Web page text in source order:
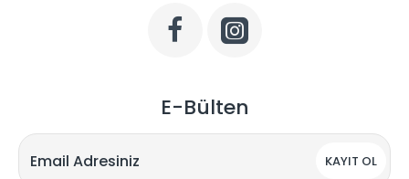
E-Bülten
KAYIT OL